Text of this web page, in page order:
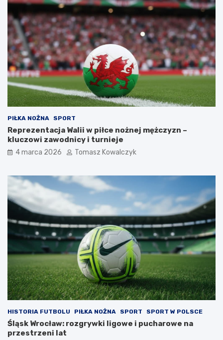
i
l
a
(
p
s
a
l
b
o
t
a
)
PIŁKA NOŻNA SPORT
Reprezentacja Walii w piłce nożnej mężczyzn –
kluczowi zawodnicy i turnieje
4 marca 2026 Tomasz Kowalczyk
HISTORIA FUTBOLU PIŁKA NOŻNA SPORT SPORT W POLSCE
Śląsk Wrocław: rozgrywki ligowe i pucharowe na
przestrzeni lat